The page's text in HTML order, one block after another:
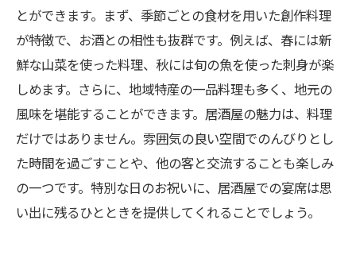
とができます。まず、季節ごとの食材を用いた創作料理
が特徴で、お酒との相性も抜群です。例えば、春には新
鮮な山菜を使った料理、秋には旬の魚を使った刺身が楽
しめます。さらに、地域特産の一品料理も多く、地元の
風味を堪能することができます。居酒屋の魅力は、料理
だけではありません。雰囲気の良い空間でのんびりとし
た時間を過ごすことや、他の客と交流することも楽しみ
の一つです。特別な日のお祝いに、居酒屋での宴席は思
い出に残るひとときを提供してくれることでしょう。